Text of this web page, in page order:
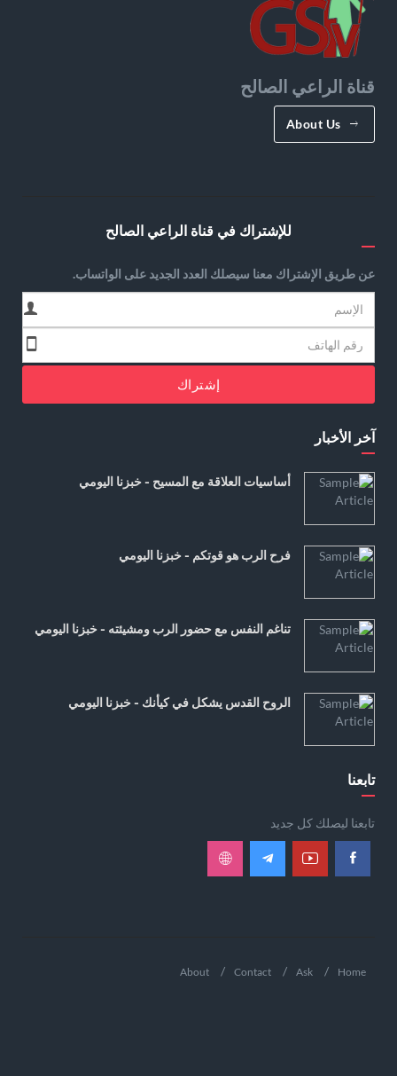
قناة الراعي الصالح
About Us
للإشتراك في قناة الراعي الصالح
عن طريق الإشتراك معنا سيصلك العدد الجديد على الواتساب.
إشتراك
آخر الأخبار
أساسيات العلاقة مع المسيح - خبزنا اليومي
فرح الرب هو قوتكم - خبزنا اليومي
تناغم النفس مع حضور الرب ومشيئته - خبزنا اليومي
الروح القدس يشكل في كيأنك - خبزنا اليومي
تابعنا
تابعنا ليصلك كل جديد
Home
Ask
Contact
About